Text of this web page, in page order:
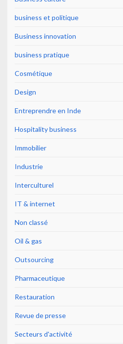
business et politique
Business innovation
business pratique
Cosmétique
Design
Entreprendre en Inde
Hospitality business
Immobilier
Industrie
Interculturel
IT & internet
Non classé
Oil & gas
Outsourcing
Pharmaceutique
Restauration
Revue de presse
Secteurs d'activité